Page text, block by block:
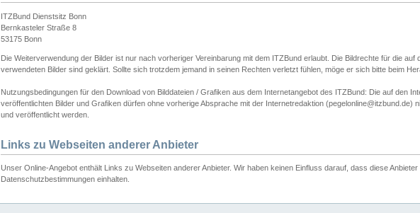
ITZBund Dienstsitz Bonn
Bernkasteler Straße 8
53175 Bonn
Die Weiterverwendung der Bilder ist nur nach vorheriger Vereinbarung mit dem ITZBund erlaubt. Die Bildrechte für die auf
verwendeten Bilder sind geklärt. Sollte sich trotzdem jemand in seinen Rechten verletzt fühlen, möge er sich bitte beim
Nutzungsbedingungen für den Download von Bilddateien / Grafiken aus dem Internetangebot des ITZBund: Die auf den
veröffentlichten Bilder und Grafiken dürfen ohne vorherige Absprache mit der Internetredaktion (pegelonline@itzbund.de)
und veröffentlicht werden.
Links zu Webseiten anderer Anbieter
Unser Online-Angebot enthält Links zu Webseiten anderer Anbieter. Wir haben keinen Einfluss darauf, dass diese Anbieter
Datenschutzbestimmungen einhalten.